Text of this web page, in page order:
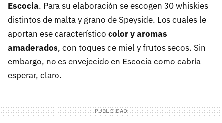
Escocia. Para su elaboración se escogen 30 whiskies
distintos de malta y grano de Speyside. Los cuales le
aportan ese característico color y aromas
amaderados, con toques de miel y frutos secos. Sin
embargo, no es envejecido en Escocia como cabría
esperar, claro.